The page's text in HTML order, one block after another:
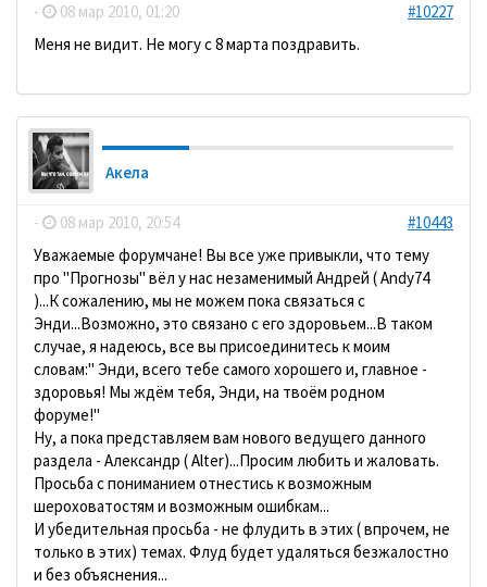
- 08 мар 2010, 01:20
#10227
Меня не видит. Не могу с 8 марта поздравить.
Акела
- 08 мар 2010, 20:54
#10443
Уважаемые форумчане! Вы все уже привыкли, что тему
про "Прогнозы" вёл у нас незаменимый Андрей ( Andy74
)...К сожалению, мы не можем пока связаться с
Энди...Возможно, это связано с его здоровьем...В таком
случае, я надеюсь, все вы присоединитесь к моим
словам:" Энди, всего тебе самого хорошего и, главное -
здоровья! Мы ждём тебя, Энди, на твоём родном
форуме!"
Ну, а пока представляем вам нового ведущего данного
раздела - Александр ( Alter)...Просим любить и жаловать.
Просьба с пониманием отнестись к возможным
шероховатостям и возможным ошибкам...
И убедительная просьба - не флудить в этих ( впрочем, не
только в этих) темах. Флуд будет удаляться безжалостно
и без объяснения...